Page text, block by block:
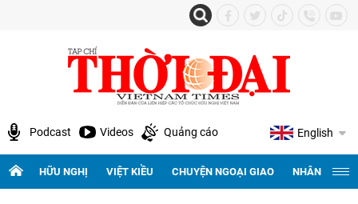
Podcast Videos Quảng cáo English
HỮU NGHỊ VIỆT KIỀU CHUYỆN NGOẠI GIAO NHÂN